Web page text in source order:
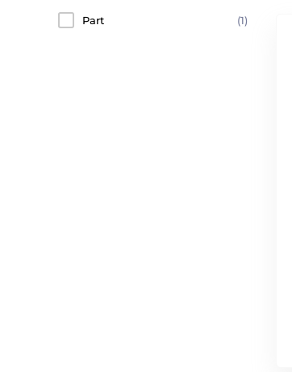
Part (1)